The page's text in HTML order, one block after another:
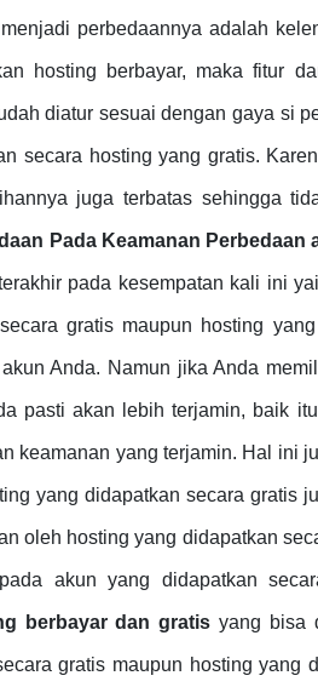
perbedaannya adalah
hosting berbayar, maka fitur
diatur sesuai dengan gaya si
secara hosting yang gratis.
juga terbatas sehingga
Pada Keamanan Perbedaan
pada kesempatan kali ini
gratis maupun hosting
Anda. Namun jika Anda
pasti akan lebih terjamin, baik
keamanan yang terjamin. Hal ini
yang didapatkan secara gratis
oleh hosting yang didapatkan
akun yang didapatkan
berbayar dan gratisyang bisa
gratis maupun hosting yang